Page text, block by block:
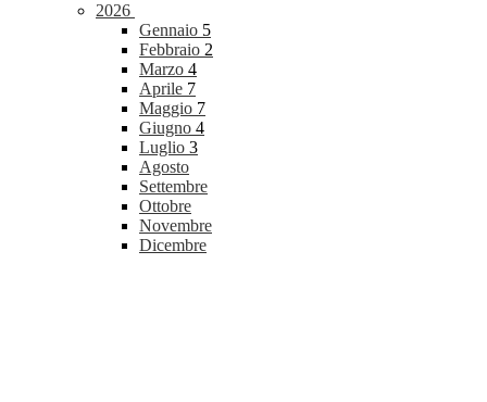
2026
Gennaio 5
Febbraio 2
Marzo 4
Aprile 7
Maggio 7
Giugno 4
Luglio 3
Agosto
Settembre
Ottobre
Novembre
Dicembre